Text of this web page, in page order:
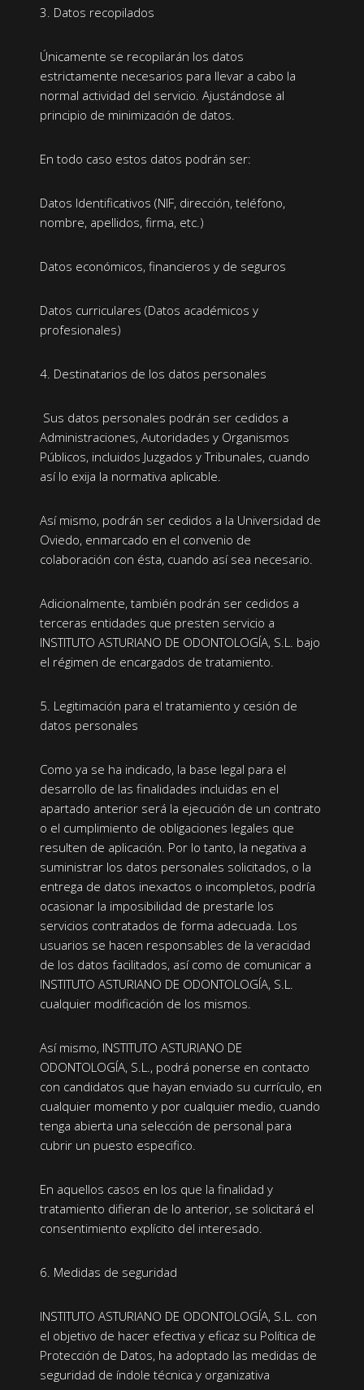
3. Datos recopilados
Únicamente se recopilarán los datos
estrictamente necesarios para llevar a cabo la
normal actividad del servicio. Ajustándose al
principio de minimización de datos.
En todo caso estos datos podrán ser:
Datos Identificativos (NIF, dirección, teléfono,
nombre, apellidos, firma, etc.)
Datos económicos, financieros y de seguros
Datos curriculares (Datos académicos y
profesionales)
4. Destinatarios de los datos personales
Sus datos personales podrán ser cedidos a
Administraciones, Autoridades y Organismos
Públicos, incluidos Juzgados y Tribunales, cuando
así lo exija la normativa aplicable.
Así mismo, podrán ser cedidos a la Universidad de
Oviedo, enmarcado en el convenio de
colaboración con ésta, cuando así sea necesario.
Adicionalmente, también podrán ser cedidos a
terceras entidades que presten servicio a
INSTITUTO ASTURIANO DE ODONTOLOGÍA, S.L. bajo
el régimen de encargados de tratamiento.
5. Legitimación para el tratamiento y cesión de
datos personales
Como ya se ha indicado, la base legal para el
desarrollo de las finalidades incluidas en el
apartado anterior será la ejecución de un contrato
o el cumplimiento de obligaciones legales que
resulten de aplicación. Por lo tanto, la negativa a
suministrar los datos personales solicitados, o la
entrega de datos inexactos o incompletos, podría
ocasionar la imposibilidad de prestarle los
servicios contratados de forma adecuada. Los
usuarios se hacen responsables de la veracidad
de los datos facilitados, así como de comunicar a
INSTITUTO ASTURIANO DE ODONTOLOGÍA, S.L.
cualquier modificación de los mismos.
Así mismo, INSTITUTO ASTURIANO DE
ODONTOLOGÍA, S.L., podrá ponerse en contacto
con candidatos que hayan enviado su currículo, en
cualquier momento y por cualquier medio, cuando
tenga abierta una selección de personal para
cubrir un puesto especifico.
En aquellos casos en los que la finalidad y
tratamiento difieran de lo anterior, se solicitará el
consentimiento explícito del interesado.
6. Medidas de seguridad
INSTITUTO ASTURIANO DE ODONTOLOGÍA, S.L. con
el objetivo de hacer efectiva y eficaz su Política de
Protección de Datos, ha adoptado las medidas de
seguridad de índole técnica y organizativa